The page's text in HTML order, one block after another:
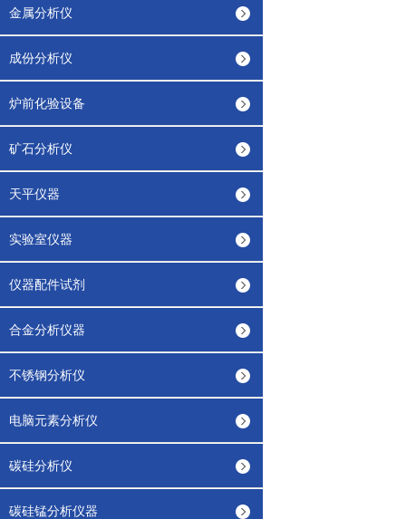
金属分析仪
成份分析仪
炉前化验设备
矿石分析仪
天平仪器
实验室仪器
仪器配件试剂
合金分析仪器
不锈钢分析仪
电脑元素分析仪
碳硅分析仪
碳硅锰分析仪器